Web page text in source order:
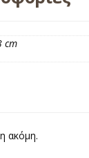
cm
ακόμη.